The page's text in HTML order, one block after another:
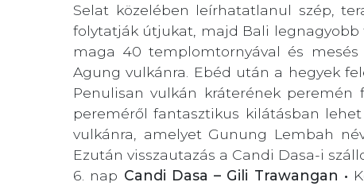
Selat közelében leírhatatlanul szép,
folytatják útjukat, majd Bali
maga 40 templomtornyával és
Agung vulkánra. Ebéd után a hegyek
Penulisan vulkán kráterének peremén
pereméről fantasztikus kilátásban
vulkánra, amelyet Gunung Lembah
Ezután visszautazás a Candi Dasa-i
6. nap Candi Dasa – Gili Trawangan •